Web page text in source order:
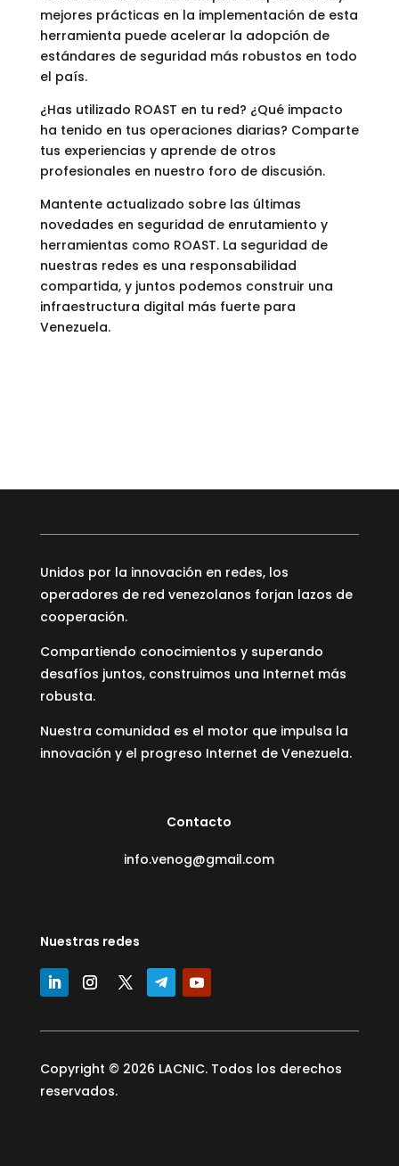
mejores prácticas en la implementación de esta
herramienta puede acelerar la adopción de
estándares de seguridad más robustos en todo
el país.
¿Has utilizado ROAST en tu red? ¿Qué impacto
ha tenido en tus operaciones diarias? Comparte
tus experiencias y aprende de otros
profesionales en nuestro foro de discusión.
Mantente actualizado sobre las últimas
novedades en seguridad de enrutamiento y
herramientas como ROAST. La seguridad de
nuestras redes es una responsabilidad
compartida, y juntos podemos construir una
infraestructura digital más fuerte para
Venezuela.
Unidos por la innovación en redes, los
operadores de red venezolanos forjan lazos de
cooperación.
Compartiendo conocimientos y superando
desafíos juntos, construimos una Internet más
robusta.
Nuestra comunidad es el motor que impulsa la
innovación y el progreso Internet de Venezuela.
Contacto
info.venog@gmail.com
Nuestras redes
Copyright © 2026 LACNIC. Todos los derechos
reservados.